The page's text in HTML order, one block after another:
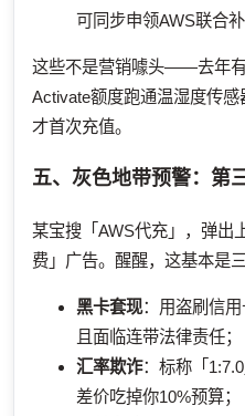
可同步申领AWS联合补
这些不是营销噱头——去年
Activate额度跑通温湿度传
才首次充值。
五、灰色地带预警：第
某宝搜「AWS代充」，弹出
费」广告。醒醒，这基本是
黑卡套现：用盗刷信用
且面临连带法律责任；
汇率欺诈：标称「
差价吃掉你10%预算；